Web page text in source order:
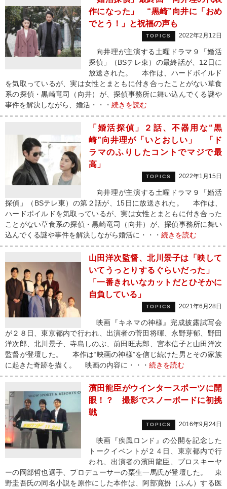
作になった」 “黒崎”向井に「おめ
でとう！」と祝福の声も
TOPICS 2022年2月12日
向井理が主演する土曜ドラマ９「婚活
探偵」（BSテレ東）の最終話が、12日に
放送された。 本作は、ハードボイルド
を気取っているが、実は女性とまともに付き合ったことがない草食
系の探偵・黒崎竜司（向井）が、探偵事務所に舞い込んでくる謎や
事件を解決しながら、婚活・・・ 続きを読む
「婚活探偵」２話、不器用な“黒
崎”向井理が「いとおしい」 「ド
ラマのふりしたコントでマジで最
高」
TOPICS 2022年1月15日
向井理が主演する土曜ドラマ９「婚活
探偵」（BSテレ東）の第２話が、15日に放送された。 本作は、
ハードボイルドを気取っているが、実は女性とまともに付き合った
ことがない草食系の探偵・黒崎竜司（向井）が、探偵事務所に舞い
込んでくる謎や事件を解決しながら婚活に・・・ 続きを読む
山田洋次監督、北川景子は「映して
いてうっとりするぐらいだった」
「一番きれいなカットだとひそかに
自負している」
TOPICS 2021年6月28日
映画『キネマの神様』完成披露試写会
が２８日、東京都内で行われ、出演者の菅田将暉、永野芽郁、野田
洋次郎、北川景子、寺島しのぶ、前田旺志郎、宮本信子と山田洋次
監督が登壇した。 本作は“映画の神様”を信じ続けた男とその家族
に起きた奇跡を描く。 映画の内容に・・・ 続きを読む
濱田龍臣がウインタースポーツに開
眼！？ 撮影でスノーボードに初挑
戦
TOPICS 2016年9月24日
映画『疾風ロンド』の公開を記念した
トークイベントが２４日、東京都内で行
われ、出演者の濱田龍臣、プロスキーヤ
ーの岡部哲也選手、プロデューサーの栗生一馬氏が登壇した。 東
野圭吾氏の同名小説を原作にした本作は、阿部寛扮（ふん）する医